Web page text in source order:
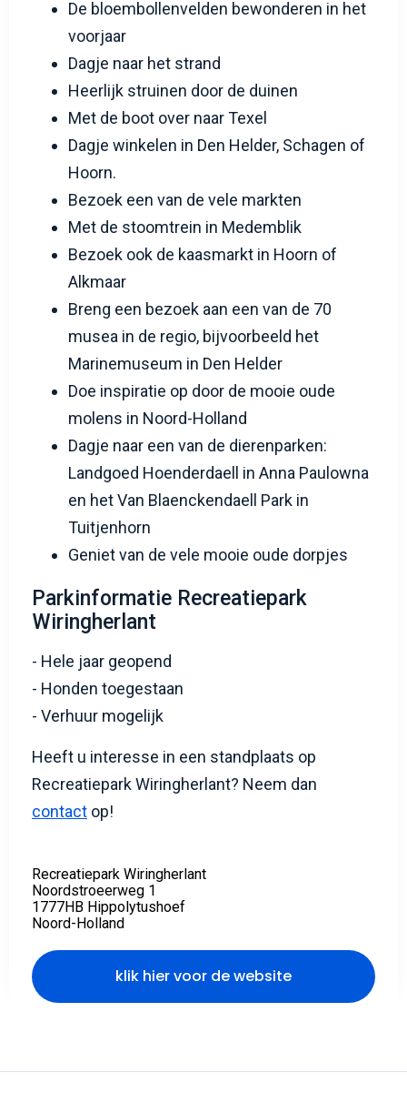
De bloembollenvelden bewonderen in het
voorjaar
Dagje naar het strand
Heerlijk struinen door de duinen
Met de boot over naar Texel
Dagje winkelen in Den Helder, Schagen of
Hoorn.
Bezoek een van de vele markten
Met de stoomtrein in Medemblik
Bezoek ook de kaasmarkt in Hoorn of
Alkmaar
Breng een bezoek aan een van de 70
musea in de regio, bijvoorbeeld het
Marinemuseum in Den Helder
Doe inspiratie op door de mooie oude
molens in Noord-Holland
Dagje naar een van de dierenparken:
Landgoed Hoenderdaell in Anna Paulowna
en het Van Blaenckendaell Park in
Tuitjenhorn
Geniet van de vele mooie oude dorpjes
Parkinformatie Recreatiepark
Wiringherlant
- Hele jaar geopend
- Honden toegestaan
- Verhuur mogelijk
Heeft u interesse in een standplaats op
Recreatiepark Wiringherlant? Neem dan
contact op!
Recreatiepark Wiringherlant
Noordstroeerweg 1
1777HB Hippolytushoef
Noord-Holland
klik hier voor de website